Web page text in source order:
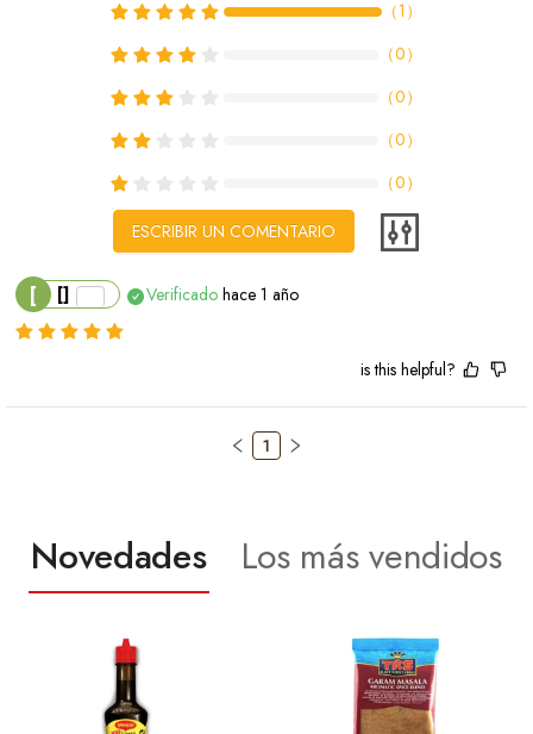
（1 ）
（0）
（0）
（0）
（0）
ESCRIBIR UN COMENTARIO
[ [] Verificado hace 1 año
is this helpful?
1
Novedades Los más vendidos